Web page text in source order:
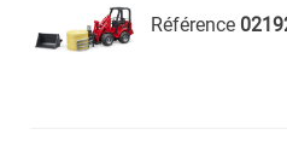
Référence